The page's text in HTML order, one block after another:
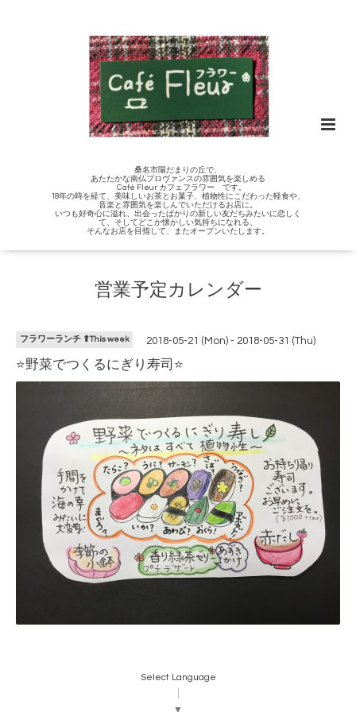
桑名市陽だまりの丘で、
あたたかな南仏プロヴァンスの雰囲気を楽しめる
Café Fleur カフェフラワー です。
18年の時を経て、美味しいお茶とお菓子、植物性にこだわった軽食や、
音楽と雰囲気を楽しんでいただけるお店に。
いつも好奇心に溢れ、出会ったばかりの新しい友だちみたいに恋しく
て、そしてどこか懐かしい気持ちになれる、
そんなお店を目指して、またオープンいたします。
営業予定カレンダー
フラワーランチ ⬆︎This week 2018-05-21 (Mon) - 2018-05-31 (Thu)
⭐️野菜でつくるにぎり寿司⭐️
Select Language
▼